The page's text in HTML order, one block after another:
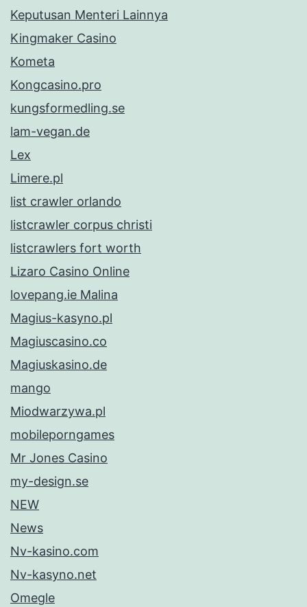
Keputusan Menteri Lainnya
Kingmaker Casino
Kometa
Kongcasino.pro
kungsformedling.se
lam-vegan.de
Lex
Limere.pl
list crawler orlando
listcrawler corpus christi
listcrawlers fort worth
Lizaro Casino Online
lovepang.ie Malina
Magius-kasyno.pl
Magiuscasino.co
Magiuskasino.de
mango
Miodwarzywa.pl
mobileporngames
Mr Jones Casino
my-design.se
NEW
News
Nv-kasino.com
Nv-kasyno.net
Omegle